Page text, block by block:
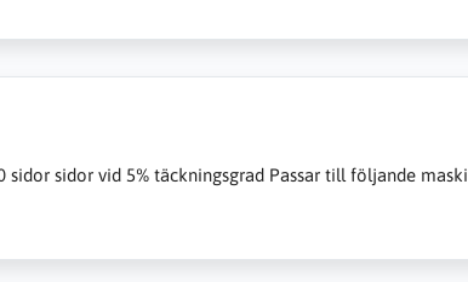
sidor sidor vid 5% täckningsgrad Passar till följande